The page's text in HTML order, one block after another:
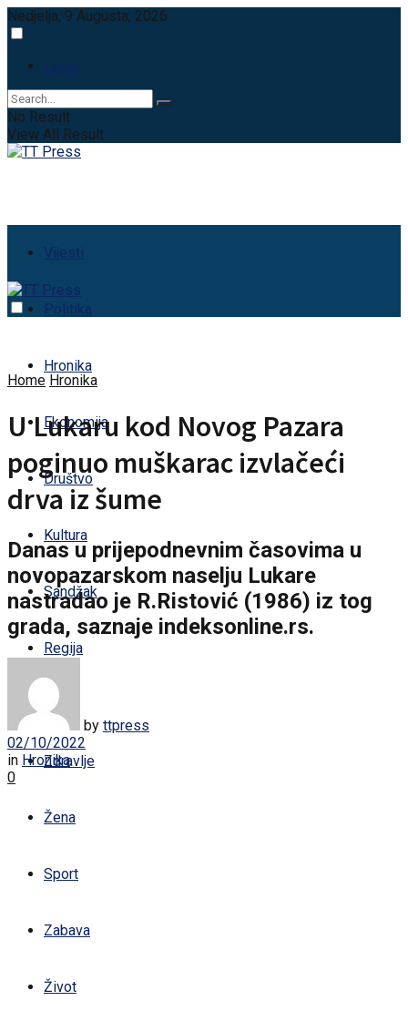
Nedjelja, 9 Augusta, 2026
Login
No Result
View All Result
Vijesti
Politika
Hronika
Ekonomija
Društvo
Kultura
Sandžak
Regija
Svijet
Zdravlje
Žena
Sport
Zabava
Život
Home Hronika
U Lukaru kod Novog Pazara
poginuo muškarac izvlačeći
drva iz šume
Danas u prijepodnevnim časovima u
novopazarskom naselju Lukare
nastradao je R.Ristović (1986) iz tog
grada, saznaje indeksonline.rs.
by ttpress
02/10/2022
in Hronika
0